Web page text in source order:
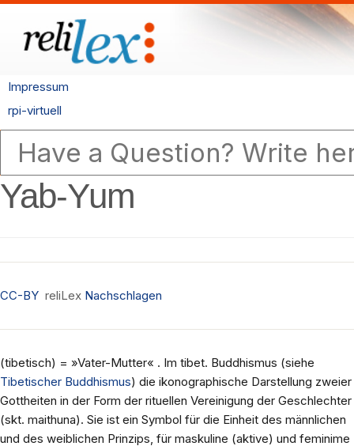
Impressum
rpi-virtuell
Yab-Yum
CC-BY reliLex Nachschlagen
(tibetisch) = »Vater-Mutter« . Im tibet. Buddhismus (siehe
Tibetischer Buddhismus) die ikonographische Darstellung zweier
Gottheiten in der Form der rituellen Vereinigung der Geschlechter
(skt. maithuna). Sie ist ein Symbol für die Einheit des männlichen
und des weiblichen Prinzips, für maskuline (aktive) und feminime